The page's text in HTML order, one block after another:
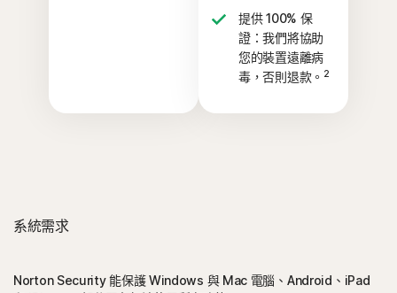
提供 100% 保
證：我們將協助
您的裝置遠離病
毒，否則退款。 2
系統需求
Norton Security 能保護 Windows 與 Mac 電腦、Android、iPad